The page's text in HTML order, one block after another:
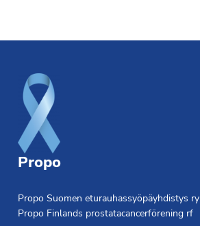
Propo
Propo Suomen eturauhassyöpäyhdistys ry
Propo Finlands prostatacancerförening rf